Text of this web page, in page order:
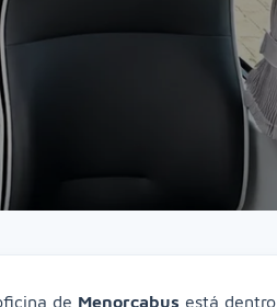
de Menorcabus está dentro